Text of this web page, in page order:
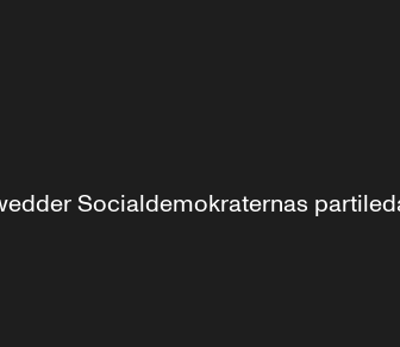
Socialdemokraternas